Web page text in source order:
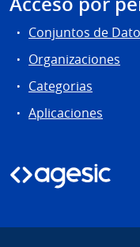
Conjuntos de
Organizaciones
Categorias
Aplicaciones